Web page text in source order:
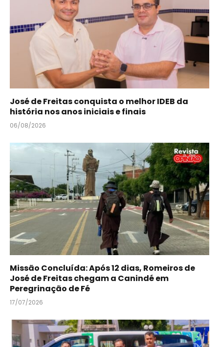
José de Freitas conquista o melhor IDEB da
história nos anos iniciais e finais
06/08/2026
Missão Concluída: Após 12 dias, Romeiros de
José de Freitas chegam a Canindé em
Peregrinação de Fé
17/07/2026